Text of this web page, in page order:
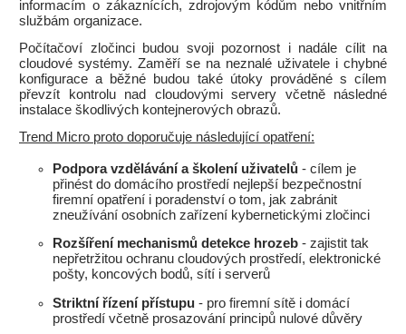
informacím o zákaznících, zdrojovým kódům nebo vnitřním
službám organizace.
Počítačoví zločinci budou svoji pozornost i nadále cílit na
cloudové systémy. Zaměří se na neznalé uživatele i chybné
konfigurace a běžné budou také útoky prováděné s cílem
převzít kontrolu nad cloudovými servery včetně následné
instalace škodlivých kontejnerových obrazů.
Trend Micro proto doporučuje následující opatření:
Podpora vzdělávání a školení uživatelů - cílem je
přinést do domácího prostředí nejlepší bezpečnostní
firemní opatření i poradenství o tom, jak zabránit
zneužívání osobních zařízení kybernetickými zločinci
Rozšíření mechanismů detekce hrozeb - zajistit tak
nepřetržitou ochranu cloudových prostředí, elektronické
pošty, koncových bodů, sítí i serverů
Striktní řízení přístupu - pro firemní sítě i domácí
prostředí včetně prosazování principů nulové důvěry